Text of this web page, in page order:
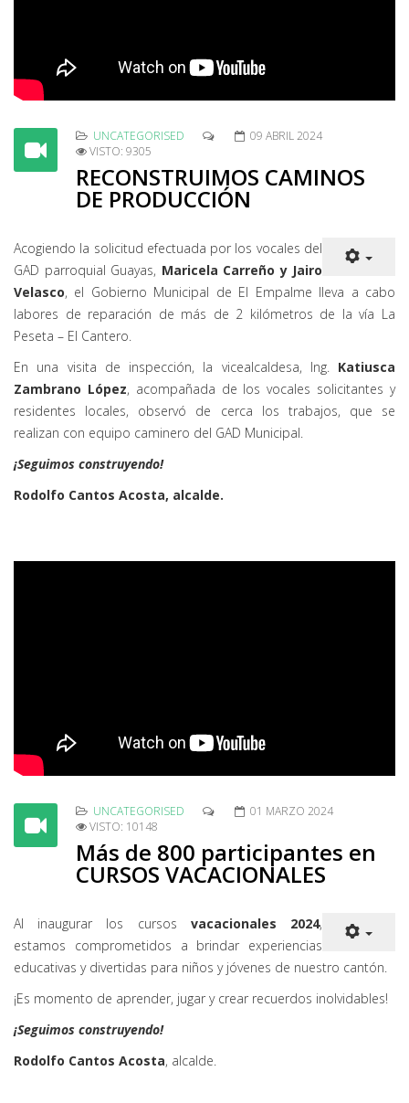
UNCATEGORISED
09 ABRIL 2024
VISTO: 9305
RECONSTRUIMOS CAMINOS
DE PRODUCCIÓN
Acogiendo la solicitud efectuada por los vocales del
GAD parroquial Guayas, Maricela Carreño y Jairo
Velasco, el Gobierno Municipal de El Empalme lleva a cabo
labores de reparación de más de 2 kilómetros de la vía La
Peseta – El Cantero.
En una visita de inspección, la vicealcaldesa, Ing. Katiusca
Zambrano López, acompañada de los vocales solicitantes y
residentes locales, observó de cerca los trabajos, que se
realizan con equipo caminero del GAD Municipal.
¡Seguimos construyendo!
Rodolfo Cantos Acosta, alcalde.
UNCATEGORISED
01 MARZO 2024
VISTO: 10148
Más de 800 participantes en
CURSOS VACACIONALES
Al inaugurar los cursos vacacionales 2024,
estamos comprometidos a brindar experiencias
educativas y divertidas para niños y jóvenes de nuestro cantón.
¡Es momento de aprender, jugar y crear recuerdos inolvidables!
¡Seguimos construyendo!
Rodolfo Cantos Acosta, alcalde.